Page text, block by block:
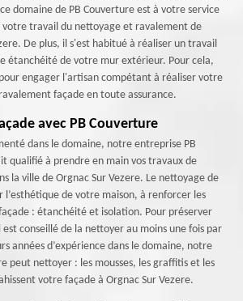
domaine de PB Couverture est à votre service
votre travail du nettoyage et ravalement de
De plus, il s'est habitué à réaliser un travail
étanchéité de votre mur extérieur. Pour cela,
engager l'artisan compétant à réaliser votre
façade en toute assurance.
avec PB Couverture
dans le domaine, notre entreprise PB
qualifié à prendre en main vos travaux de
la ville de Orgnac Sur Vezere. Le nettoyage de
l’esthétique de votre maison, à renforcer les
: étanchéité et isolation. Pour préserver
conseillé de la nettoyer au moins une fois par
années d’expérience dans le domaine, notre
peut nettoyer : les mousses, les graffitis et les
votre façade à Orgnac Sur Vezere.